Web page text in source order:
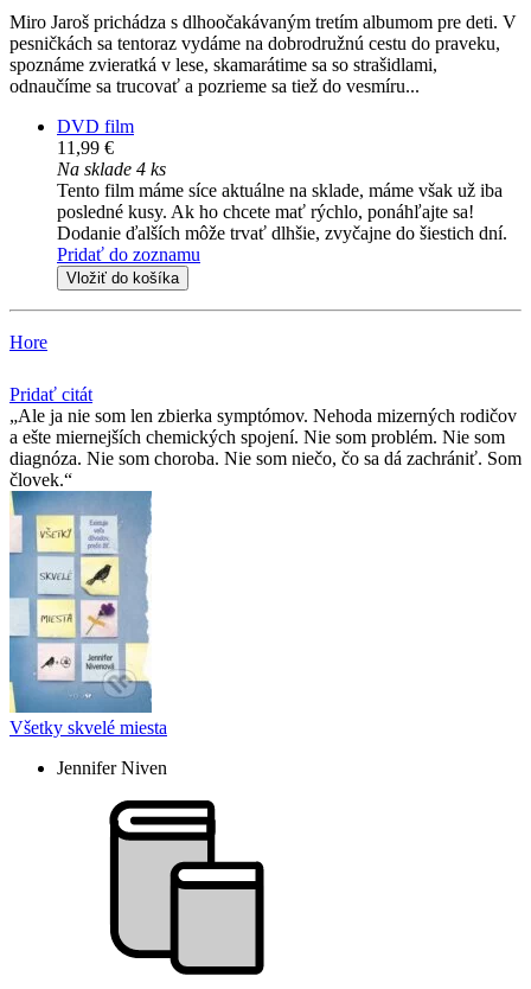
Miro Jaroš prichádza s dlhoočakávaným tretím albumom pre deti. V
pesničkách sa tentoraz vydáme na dobrodružnú cestu do praveku,
spoznáme zvieratká v lese, skamarátime sa so strašidlami,
odnaučíme sa trucovať a pozrieme sa tiež do vesmíru...
DVD film
11,99 €
Na sklade 4 ks
Tento film máme síce aktuálne na sklade, máme však už iba
posledné kusy. Ak ho chcete mať rýchlo, ponáhľajte sa!
Dodanie ďalších môže trvať dlhšie, zvyčajne do šiestich dní.
Pridať do zoznamu
Vložiť do košíka
Hore
Pridať citát
Ale ja nie som len zbierka symptómov. Nehoda mizerných rodičov
a ešte miernejších chemických spojení. Nie som problém. Nie som
diagnóza. Nie som choroba. Nie som niečo, čo sa dá zachrániť. Som
človek.
Všetky skvelé miesta
Jennifer Niven